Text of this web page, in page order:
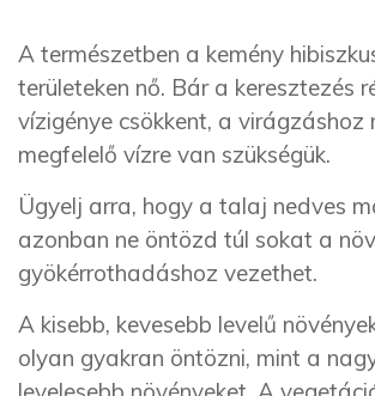
A természetben a kemény
területeken nő. Bár a keresztezés
vízigénye csökkent, a virágzáshoz
megfelelő vízre van szükségük.
Ügyelj arra, hogy a talaj nedves
azonban ne öntözd túl sokat a
gyökérrothadáshoz vezethet.
A kisebb, kevesebb levelű
olyan gyakran öntözni, mint a